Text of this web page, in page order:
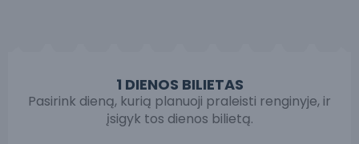
1 DIENOS BILIETAS
Pasirink dieną, kurią planuoji praleisti renginyje, ir
įsigyk tos dienos bilietą.